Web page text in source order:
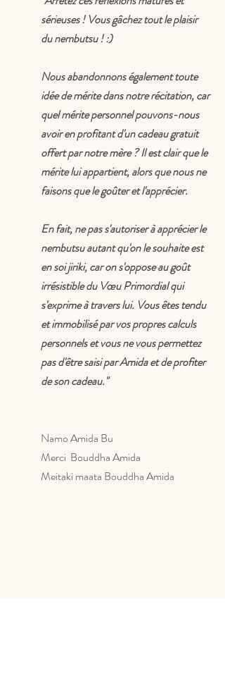
sérieuses ! Vous gâchez tout le plaisir
du nembutsu ! :)
Nous abandonnons également toute
idée de mérite dans notre récitation, car
quel mérite personnel pouvons-nous
avoir en profitant d'un cadeau gratuit
offert par notre mère ? Il est clair que le
mérite lui appartient, alors que nous ne
faisons que le goûter et l'apprécier.
En fait, ne pas s'autoriser à apprécier le
nembutsu autant qu'on le souhaite est
en soi jiriki, car on s'oppose au goût
irrésistible du Vœu Primordial qui
s'exprime à travers lui. Vous êtes tendu
et immobilisé par vos propres calculs
personnels et vous ne vous permettez
pas d'être saisi par Amida et de profiter
de son cadeau."
Namo Amida Bu
Merci  Bouddha Amida
Meitaki maata Bouddha Amida